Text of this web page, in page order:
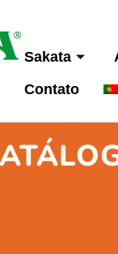
Sakata
Contato